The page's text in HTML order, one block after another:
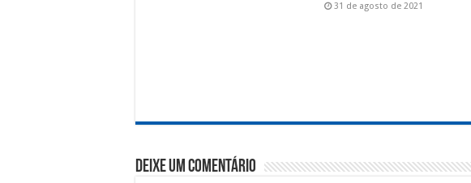
31 de agosto de 2021
Deixe um comentário